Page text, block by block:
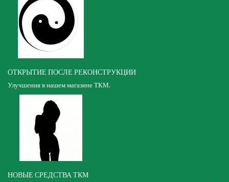
ОТКРЫТИЕ ПОСЛЕ РЕКОНСТРУКЦИИ
Улучшения в нашем магазине ТКМ.
НОВЫЕ СРЕДСТВА ТКМ